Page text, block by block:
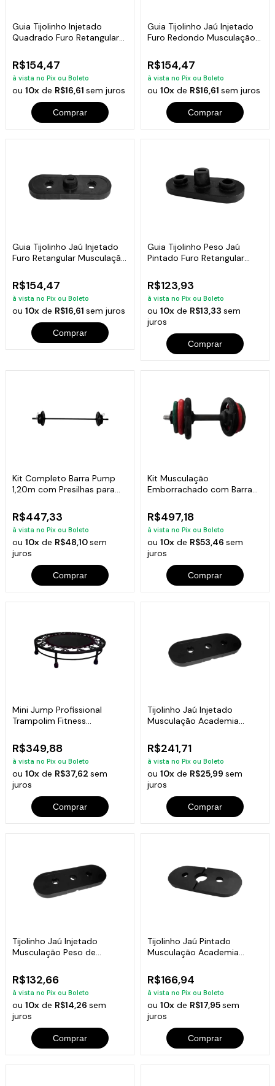
Guia Tijolinho Injetado
Quadrado Furo Retangular
R$154,47
à vista no Pix ou Boleto
ou10x de R$16,61sem juros
Comprar
Guia Tijolinho Jaú Injetado
Furo Redondo Musculação
R$154,47
à vista no Pix ou Boleto
ou 10xde R$16,61 sem juros
Comprar
Guia Tijolinho Jaú Injetado
Furo Retangular Musculação
R$154,47
à vista no Pix ou Boleto
ou10x de R$16,61sem juros
Comprar
Guia Tijolinho Peso Jaú
Pintado Furo Retangular
R$123,93
à vista no Pix ou Boleto
ou 10xde R$13,33 sem
juros
Comprar
Kit Completo Barra Pump
1,20m com Presilhas para
R$447,33
à vista no Pix ou Boleto
ou10x de R$48,10sem
juros
Comprar
Kit Musculação
Emborrachado com Barra
R$497,18
à vista no Pix ou Boleto
ou 10xde R$53,46 sem
juros
Comprar
Mini Jump Profissional
Trampolim Fitness
R$349,88
à vista no Pix ou Boleto
ou10x de R$37,62sem
juros
Comprar
Tijolinho Jaú Injetado
Musculação Academia
R$241,71
à vista no Pix ou Boleto
ou 10xde R$25,99 sem
juros
Comprar
Tijolinho Jaú Injetado
Musculação Peso de
R$132,66
à vista no Pix ou Boleto
ou10x de R$14,26sem
juros
Comprar
Tijolinho Jaú Pintado
Musculação Academia
R$166,94
à vista no Pix ou Boleto
ou 10xde R$17,95sem
juros
Comprar